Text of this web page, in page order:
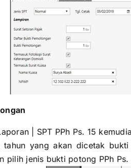
| SPT PPh Ps. 15
tahun yang akan dicetak
pilih jenis bukti potong PPh